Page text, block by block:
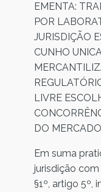
EMENTA:
POR
JURISDIÇÃO
CUNHO
LIVRE
DO
Em suma
jurisdição
§1º, artigo 5º,